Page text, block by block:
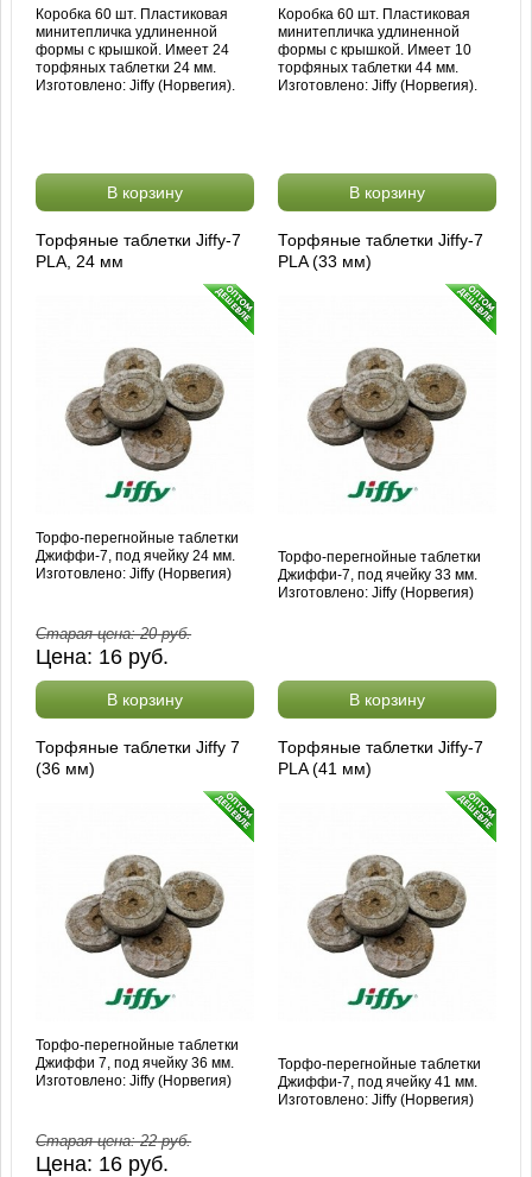
Коробка 60 шт. Пластиковая
минитепличка удлиненной
формы с крышкой. Имеет 24
торфяных таблетки 24 мм.
Изготовлено: Jiffy (Норвегия).
В корзину
Коробка 60 шт. Пластиковая
минитепличка удлиненной
формы с крышкой. Имеет 10
торфяных таблетки 44 мм.
Изготовлено: Jiffy (Норвегия).
В корзину
Торфяные таблетки Jiffy-7
PLA, 24 мм
Торфо-перегнойные таблетки
Джиффи-7, под ячейку 24 мм.
Изготовлено: Jiffy (Норвегия)
Старая цена:20руб.
Цена: 16 руб.
В корзину
Торфяные таблетки Jiffy-7
PLA (33 мм)
Торфо-перегнойные таблетки
Джиффи-7, под ячейку 33 мм.
Изготовлено: Jiffy (Норвегия)
В корзину
Торфяные таблетки Jiffy 7
(36 мм)
Торфо-перегнойные таблетки
Джиффи 7, под ячейку 36 мм.
Изготовлено: Jiffy (Норвегия)
Старая цена:22руб.
Цена: 16 руб.
Торфяные таблетки Jiffy-7
PLA (41 мм)
Торфо-перегнойные таблетки
Джиффи-7, под ячейку 41 мм.
Изготовлено: Jiffy (Норвегия)